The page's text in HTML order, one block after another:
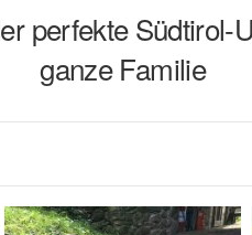
perfekte Südtirol-
ganze Familie